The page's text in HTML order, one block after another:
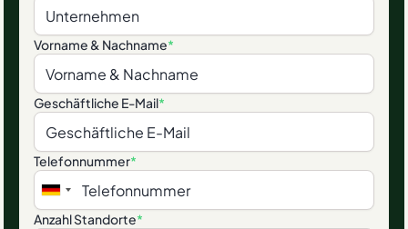
Vorname & Nachname*
Geschäftliche E-Mail*
Telefonnummer*
Anzahl Standorte*